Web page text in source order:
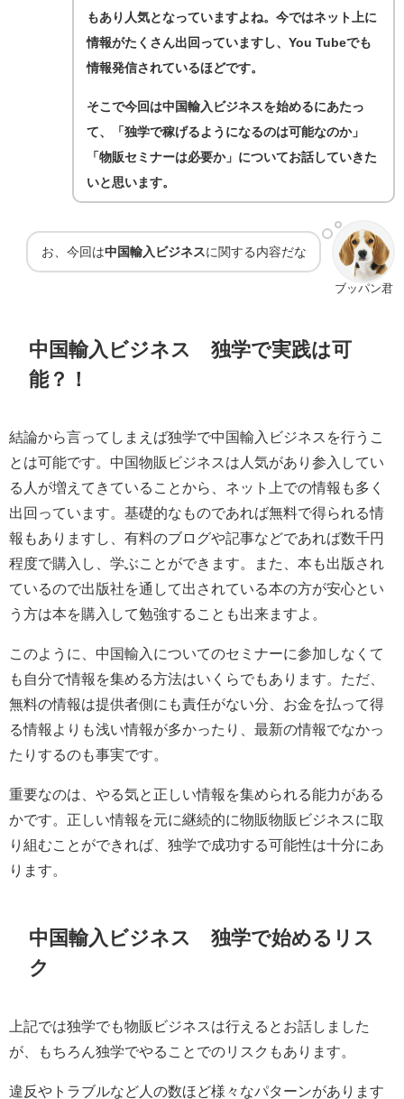
もあり人気となっていますよね。今ではネット上に
情報がたくさん出回っていますし、You Tubeでも
情報発信されているほどです。
そこで今回は中国輸入ビジネスを始めるにあたっ
て、「独学で稼げるようになるのは可能なのか」
「物販セミナーは必要か」についてお話していきた
いと思います。
ブッパン君
お、今回は中国輸入ビジネスに関する内容だな
中国輸入ビジネス 独学で実践は可
能？！
結論から言ってしまえば独学で中国輸入ビジネスを行うこ
とは可能です。中国物販ビジネスは人気があり参入してい
る人が増えてきていることから、ネット上での情報も多く
出回っています。基礎的なものであれば無料で得られる情
報もありますし、有料のブログや記事などであれば数千円
程度で購入し、学ぶことができます。また、本も出版され
ているので出版社を通して出されている本の方が安心とい
う方は本を購入して勉強することも出来ますよ。
このように、中国輸入についてのセミナーに参加しなくて
も自分で情報を集める方法はいくらでもあります。ただ、
無料の情報は提供者側にも責任がない分、お金を払って得
る情報よりも浅い情報が多かったり、最新の情報でなかっ
たりするのも事実です。
重要なのは、やる気と正しい情報を集められる能力がある
かです。正しい情報を元に継続的に物販物販ビジネスに取
り組むことができれば、独学で成功する可能性は十分にあ
ります。
中国輸入ビジネス 独学で始めるリス
ク
上記では独学でも物販ビジネスは行えるとお話しました
が、もちろん独学でやることでのリスクもあります。
違反やトラブルなど人の数ほど様々なパターンがあります